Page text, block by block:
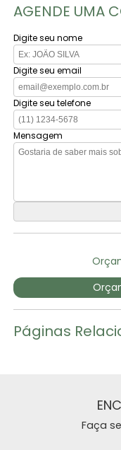
AGENDE UMA
Digite seu nome
Digite seu email
Digite seu telefone
Mensagem
Páginas
Faça